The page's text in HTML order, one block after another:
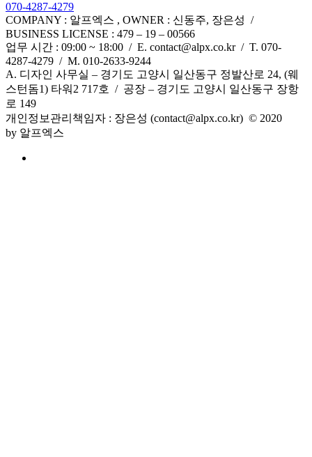
070-4287-4279
COMPANY : 알프엑스 , OWNER : 신동주, 장은성 /
BUSINESS LICENSE : 479 – 19 – 00566
업무 시간 : 09:00 ~ 18:00 / E. contact@alpx.co.kr / T. 070-
4287-4279 / M. 010-2633-9244
A. 디자인 사무실 – 경기도 고양시 일산동구 정발산로 24, (웨
스턴돔1) 타워2 717호 / 공장 – 경기도 고양시 일산동구 장항
로 149
개인정보관리책임자 : 장은성 (contact@alpx.co.kr) © 2020
by 알프엑스